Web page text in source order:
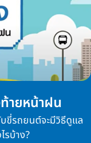
ายหน้าฝน
ขี่รถยนต์จะมีวิธีดูแล
รบ้าง?